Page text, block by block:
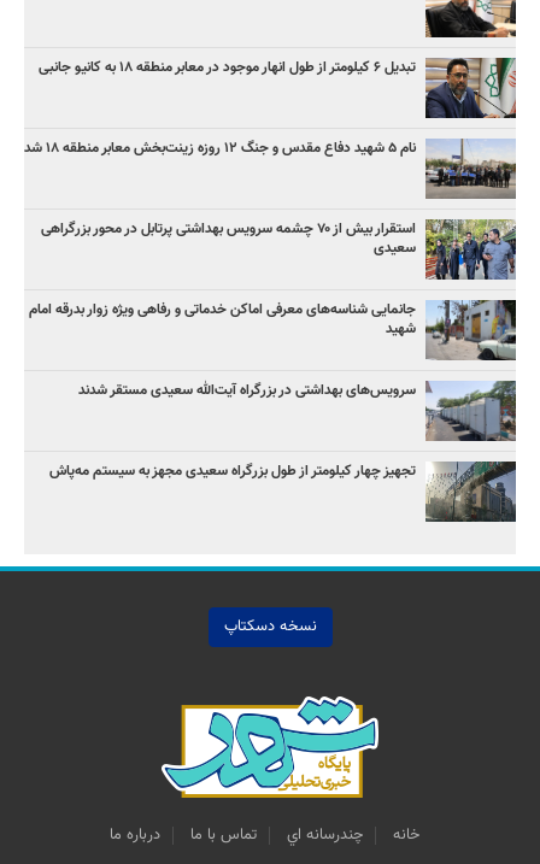
تبدیل ۶ کیلومتر از طول انهار موجود در معابر منطقه ۱۸ به کانیو جانبی
نام ۵ شهید دفاع مقدس و جنگ ۱۲ روزه زینت‌بخش معابر منطقه ۱۸ شد
استقرار بیش از ۷۰ چشمه سرویس بهداشتی پرتابل در محور بزرگراهی
سعیدی
جانمایی شناسه‌های معرفی اماکن خدماتی و رفاهی ویژه زوار بدرقه امام
شهید
سرویس‌های بهداشتی در بزرگراه آیت‌الله سعیدی مستقر شدند
تجهیز چهار کیلومتر از طول بزرگراه سعیدی مجهز به سیستم مه‌پاش
نسخه دسکتاپ
خانه چندرسانه اي تماس با ما درباره ما